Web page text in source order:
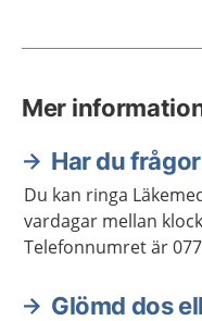
Mer
Har du
Du kan ringa
vardagar mellan
Telefonnumret är
Glömd dos